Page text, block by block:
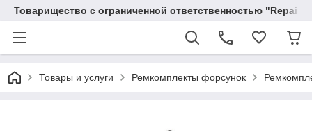
Товарищество с ограниченной ответственностью
Товары и услуги Ремкомплекты форсунок